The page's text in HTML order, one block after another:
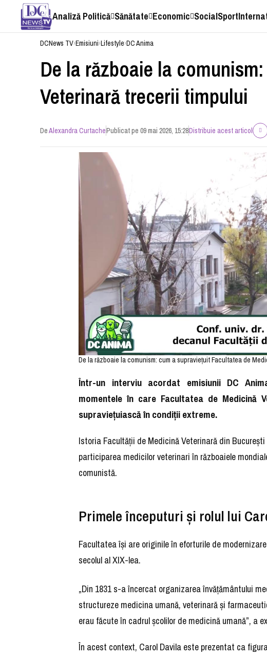
Analiză Politică Sănătate Economic SocialSport
DCNews TV›Emisiuni›Lifestyle›DC Anima
De la războaie la
Veterinară trecerii timpului
DeAlexandra CurtachePublicat pe 09 mai 2026, 15:28Distribuie acest articol
De la războaie la comunism: cum a supraviețuit Facultatea de
Într-un interviu acordat emisiunii DC
momentele în care Facultatea de
supraviețuiască în condiții extreme.
Istoria Facultății de Medicină Veterinară din
participarea medicilor veterinari în războaiele
comunistă.
Primele începuturi și rolul lui
Facultatea își are originile în eforturile de
secolul al XIX-lea.
„Din 1831 s-a încercat organizarea învățământului
structureze medicina umană, veterinară și
erau făcute în cadrul școlilor de medicină umană”, a
În acest context, Carol Davila este prezentat ca